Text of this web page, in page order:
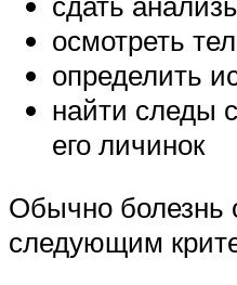
осмотреть
определить
найти следы
его личинок
Обычно болезнь
следующим